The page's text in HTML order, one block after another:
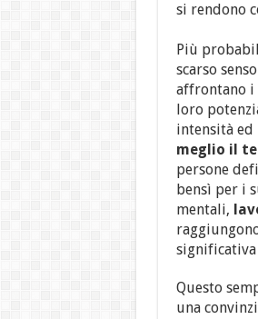
si rendono
Più
scarso
affrontano i
loro
intensità ed
meglio il
persone
bensì per i
mentali,
Questo
una